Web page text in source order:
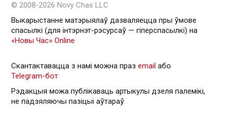
© 2008-2026 Novy Chas LLC
Выкарыстанне матэрыялаў дазваляецца пры ўмове
спасылкі (для інтэрнэт-рэсурсаў — гiперспасылкi) на
«Новы Час» Online
Скантактавацца з намі можна праз email або
Telegram-бот
Рэдакцыя можа публікаваць артыкулы дзеля палемікі,
не падзяляючы пазіцыі аўтараў